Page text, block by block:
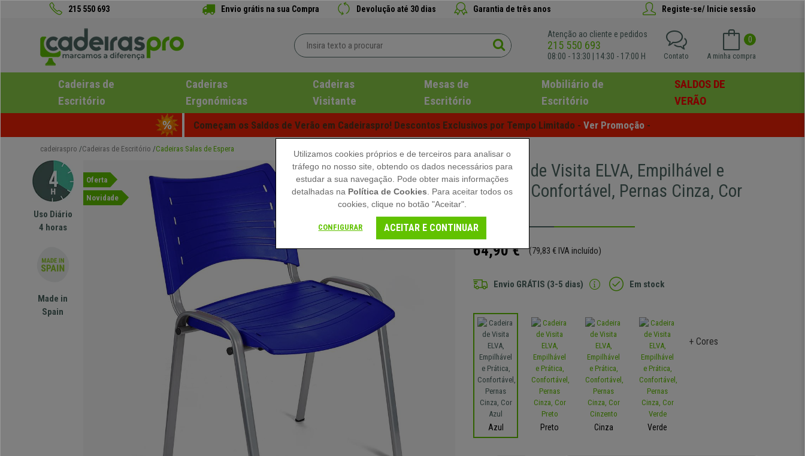
215 550 693 Envio grátis na sua Compra Devolução até 30 dias Garantia de três anos Registe-se/ Inicie sessão
Atenção ao cliente e pedidos
215 550 693
08:00 - 13:30 | 14:30 - 17:00 H
0
A minha compra
Contato
Cadeiras de
Escritório
Cadeiras
Ergonómicas
Cadeiras
Visitante
Mesas de
Escritório
Mobiliário de
Escritório
SALDOS DE
VERÃO
Começam os Saldos de Verão em Cadeiraspro! Descontos Exclusivos por Tempo Limitado - Ver Promoção -
cadeiraspro Cadeiras de Escritório Cadeiras Salas de Espera
Uso Diário
4 horas
Made in
Spain
Oferta
Novidade
Cadeira de Visita ELVA, Empilhável e
Prática, Confortável, Pernas Cinza, Cor
Azul
64,90 € (79,83 € IVA incluído)
Envio GRÁTIS (3-5 dias) Em stock
Azul Preto Cinza Verde
+ Cores
Utilizamos cookies próprios e de terceiros para analisar o
tráfego no nosso site, obtendo os dados necessários para
estudar a sua navegação. Pode obter mais informações
detalhadas na Política de Cookies . Para aceitar todos os
cookies, clique no botão "Aceitar".
CONFIGURAR ACEITAR E CONTINUAR